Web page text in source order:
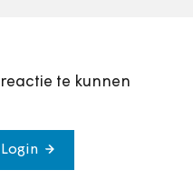
te kunnen
Login